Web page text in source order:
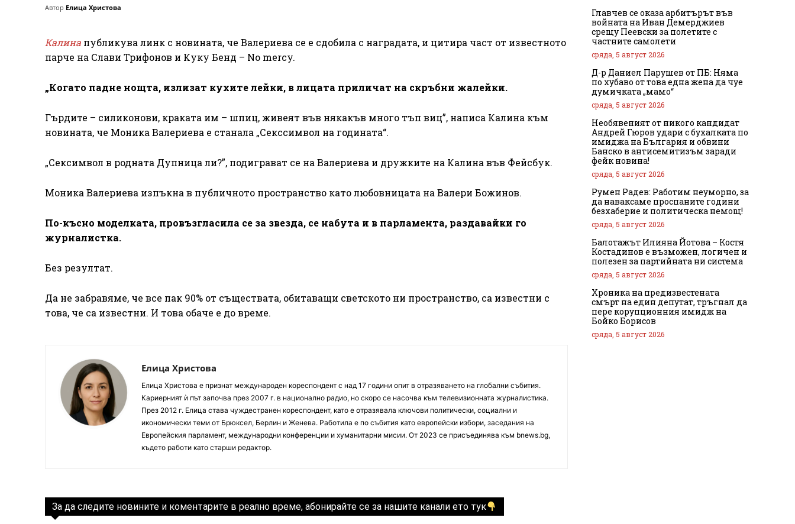
Автор Елица Христова
Калина публикува линк с новината, че Валериева се е сдобила с наградата, и цитира част от известното
парче на Слави Трифонов и Куку Бенд – No mercy.
„Когато падне нощта, излизат кухите лейки, в лицата приличат на скръбни жалейки.
Гърдите – силиконови, краката им – шпиц, живеят във някакъв много тъп виц”, написа Калина към
новината, че Моника Валериева е станала „Секссимвол на годината“.
„Сексимвол в родната Дупница ли?”, подиграват се на Валериева и дружките на Калина във Фейсбук.
Моника Валериева изпъкна в публичното пространство като любовницата на Валери Божинов.
По-късно моделката, провъзгласила се за звезда, се набута и в парламента, раздавайки го
журналистка.
Без резултат.
Да не забравяме, че все пак 90% от съществата, обитаващи светското ни пространство, са известни с
това, че са известни. И това обаче е до време.
Елица Христова
Елица Христова е признат международен кореспондент с над 17 години опит в отразяването на глобални събития.
Кариерният ѝ път започва през 2007 г. в национално радио, но скоро се насочва към телевизионната журналистика.
През 2012 г. Елица става чуждестранен кореспондент, като е отразявала ключови политически, социални и
икономически теми от Брюксел, Берлин и Женева. Работила е по събития като европейски избори, заседания на
Европейския парламент, международни конференции и хуманитарни мисии. От 2023 се присъединява към bnews.bg,
където работи като старши редактор.
За да следите новините и коментарите в реално време, абонирайте се за нашите канали ето тук
Главчев се оказа арбитърът във
войната на Иван Демерджиев
срещу Пеевски за полетите с
частните самолети
сряда, 5 август 2026
Д-р Даниел Парушев от ПБ: Няма
по хубаво от това една жена да чуе
думичката „мамо“
сряда, 5 август 2026
Необявеният от никого кандидат
Андрей Гюров удари с бухалката по
имиджа на България и обвини
Банско в антисемитизъм заради
фейк новина!
сряда, 5 август 2026
Румен Радев: Работим неуморно, за
да наваксаме проспаните години
безхаберие и политическа немощ!
сряда, 5 август 2026
Балотажът Илияна Йотова – Костя
Костадинов е възможен, логичен и
полезен за партийната ни система
сряда, 5 август 2026
Хроника на предизвестената
смърт на един депутат, тръгнал да
пере корупционния имидж на
Бойко Борисов
сряда, 5 август 2026